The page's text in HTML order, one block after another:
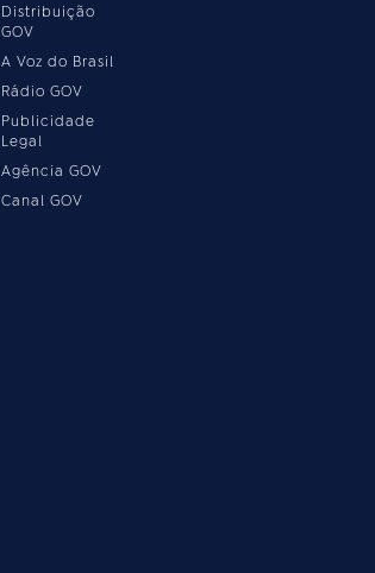
Distribuição
GOV
A Voz do Brasil
Rádio GOV
Publicidade
Legal
Agência GOV
Canal GOV